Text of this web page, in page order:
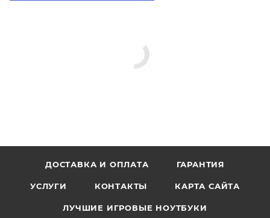
ДОСТАВКА И ОПЛАТА ГАРАНТИЯ
УСЛУГИ КОНТАКТЫ КАРТА САЙТА
ЛУЧШИЕ ИГРОВЫЕ НОУТБУКИ